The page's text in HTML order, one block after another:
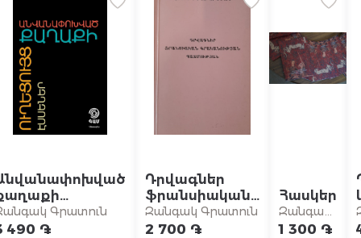
Գրատուն
490 ֏
Դրվագներ
ֆրանսիական
գրականության
պատմության
Զանգակ Գրատուն
2 700 ֏
Հասկեր
Զանգակ
Գրատուն
1 300 ֏